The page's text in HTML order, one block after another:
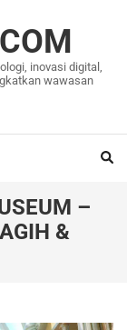
inovasi digital,
wawasan
–
&